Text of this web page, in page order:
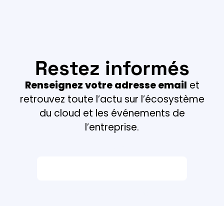
Restez informés
Renseignez votre adresse email et
retrouvez toute l’actu sur l’écosystème
du cloud et les événements de
l’entreprise.